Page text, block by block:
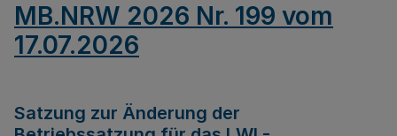
MB.NRW 2026 Nr. 199 vom
17.07.2026
Satzung zur Änderung der